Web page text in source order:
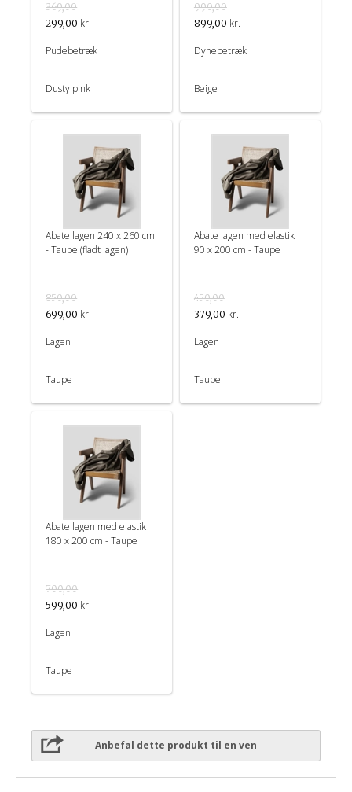
369,00
299,00 kr.
Pudebetræk
Dusty pink
990,00
899,00 kr.
Dynebetræk
Beige
Abate lagen 240 x 260 cm
- Taupe (fladt lagen)
850,00
699,00 kr.
Lagen
Taupe
Abate lagen med elastik
90 x 200 cm - Taupe
450,00
379,00 kr.
Lagen
Taupe
Abate lagen med elastik
180 x 200 cm - Taupe
700,00
599,00 kr.
Lagen
Taupe
Anbefal dette produkt til en ven